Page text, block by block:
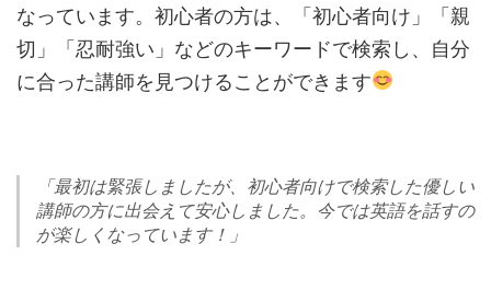
なっています。初心者の方は、「初心者向け」「親
切」「忍耐強い」などのキーワードで検索し、自分
に合った講師を見つけることができます
「最初は緊張しましたが、初心者向けで検索した優しい
講師の方に出会えて安心しました。今では英語を話すの
が楽しくなっています！」